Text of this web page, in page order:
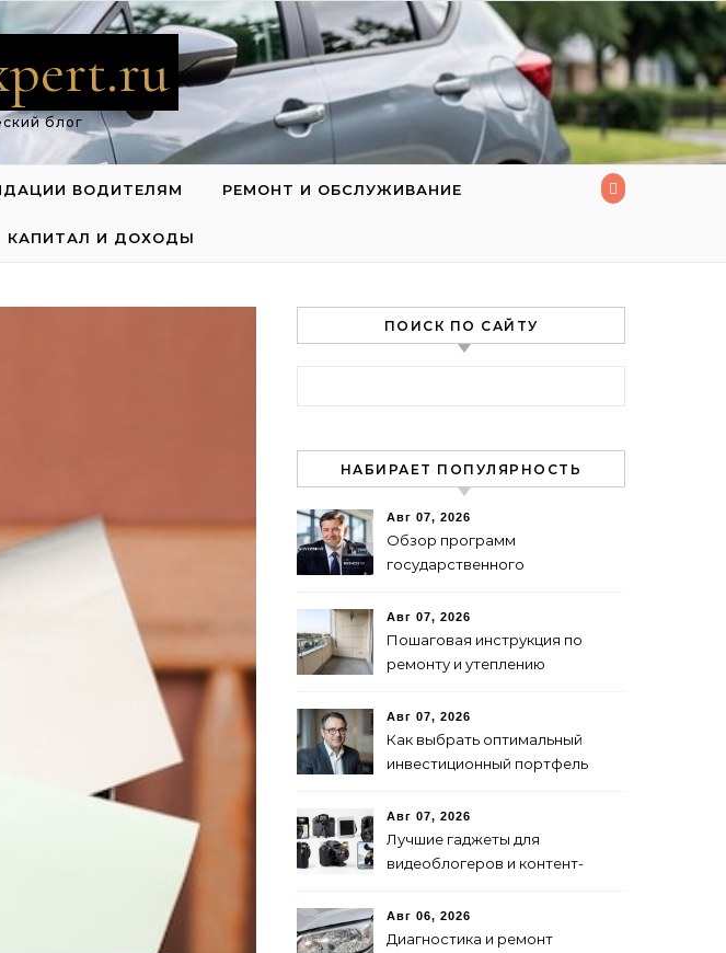
блог
ВОДИТЕЛЯМ РЕМОНТ И ОБСЛУЖИВАНИЕ
КАПИТАЛ И ДОХОДЫ
ПОИСК ПО САЙТУ
НАБИРАЕТ ПОПУЛЯРНОСТЬ
Авг 07, 2026
Обзор программ
государственного
поддержки бизнеса в
России
Авг 07, 2026
Пошаговая инструкция по
ремонту и утеплению
Авг 07, 2026
Как выбрать оптимальный
инвестиционный портфель
Авг 07, 2026
Лучшие гаджеты для
видеоблогеров и контент-
Авг 06, 2026
Диагностика и ремонт